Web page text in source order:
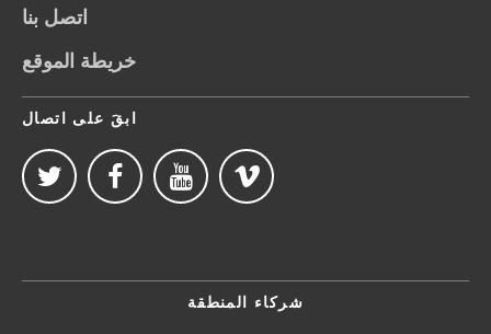
اتصل بنا
خريطة الموقع
ابقَ على اتصال
شركاء المنطقة